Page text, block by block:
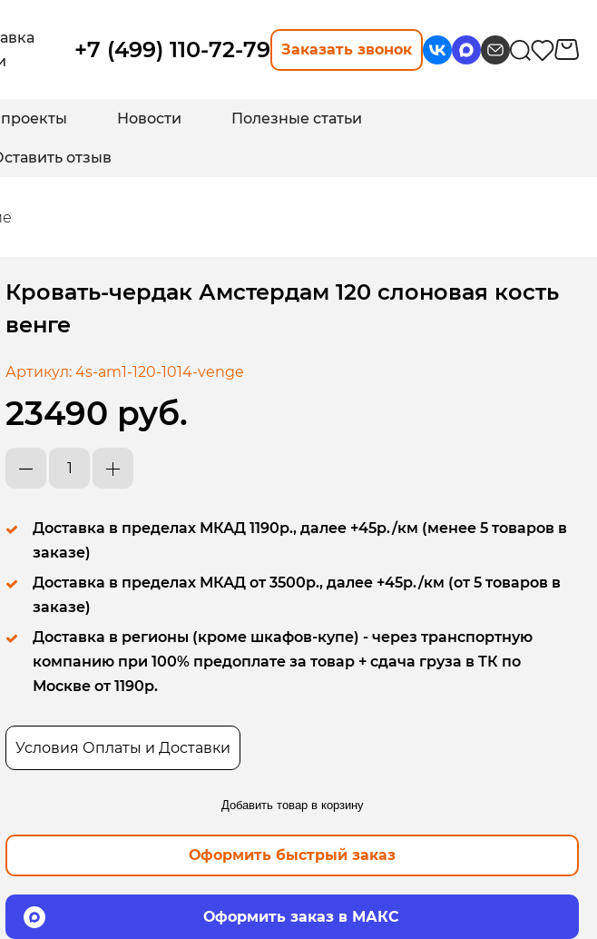
+7 (499) 110-72-79 Заказать звонок
Новости Полезные статьи
отзыв
Кровать-чердак Амстердам 120 слоновая кость
венге
Артикул: 4s-am1-120-1014-venge
23490 руб.
Доставка в пределах МКАД 1190р., далее +45р./км (менее 5 товаров в
заказе)
Доставка в пределах МКАД от 3500р., далее +45р./км (от 5 товаров в
заказе)
Доставка в регионы (кроме шкафов-купе) - через транспортную
компанию при 100% предоплате за товар + сдача груза в ТК по
Москве от 1190р.
Условия Оплаты и Доставки
Добавить товар в корзину
Оформить быстрый заказ
Оформить заказ в МАКС